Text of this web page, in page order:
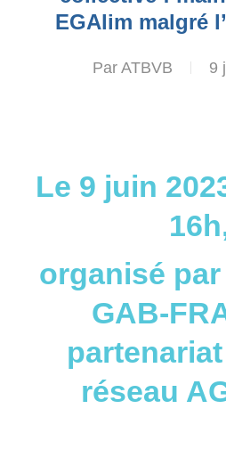
EGAlim malgré
Par ATBVB 9
Le 9 juin
organisé
GAB-
réseau